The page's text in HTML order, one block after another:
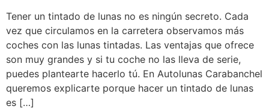
Tener un tintado de lunas no es ningún secreto. Cada
vez que circulamos en la carretera observamos más
coches con las lunas tintadas. Las ventajas que ofrece
son muy grandes y si tu coche no las lleva de serie,
puedes plantearte hacerlo tú. En Autolunas Carabanchel
queremos explicarte porque hacer un tintado de lunas
es […]